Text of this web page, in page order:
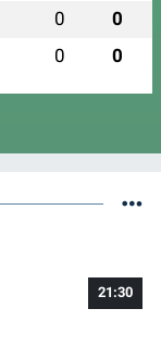
0 0
0 0
21:30